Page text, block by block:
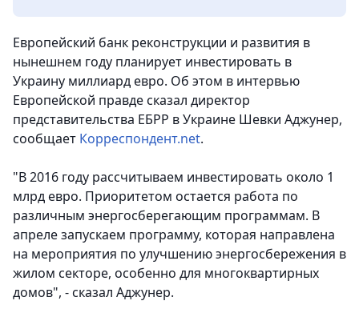
Европейский банк реконструкции и развития в
нынешнем году планирует инвестировать в
Украину миллиард евро. Об этом в интервью
Европейской правде сказал директор
представительства ЕБРР в Украине Шевки Аджунер,
сообщает Корреспондент.net.
"В 2016 году рассчитываем инвестировать около 1
млрд евро. Приоритетом остается работа по
различным энергосберегающим программам. В
апреле запускаем программу, которая направлена
на мероприятия по улучшению энергосбережения в
жилом секторе, особенно для многоквартирных
домов", - сказал Аджунер.